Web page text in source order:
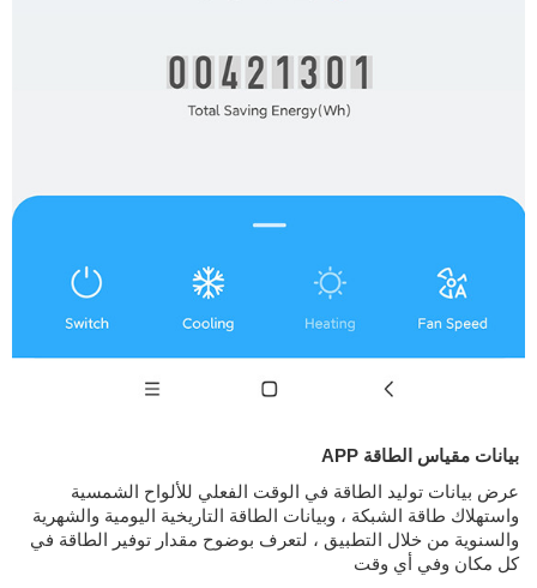
بيانات مقياس الطاقة APP
عرض بيانات توليد الطاقة في الوقت الفعلي للألواح الشمسية
واستهلاك طاقة الشبكة ، وبيانات الطاقة التاريخية اليومية والشهرية
والسنوية من خلال التطبيق ، لتعرف بوضوح مقدار توفير الطاقة في
كل مكان وفي أي وقت